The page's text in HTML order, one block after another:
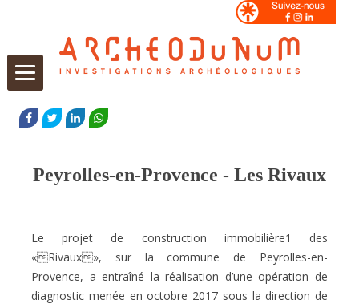
FACEBOOK
TWITTERLINKEDIN
Peyrolles-en-Provence - Les Rivaux
Le projet de construction immobilière1 des
«Rivaux», sur la commune de Peyrolles-en-
Provence, a entraîné la réalisation d’une opération de
diagnostic menée en octobre 2017 sous la direction de